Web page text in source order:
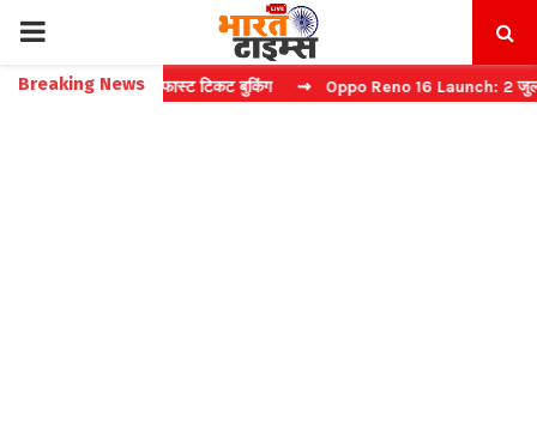
PRIMARY
MENU
Breaking News
कैप्चा करें फास्ट टिकट बुकिंग ⇝ Oppo Reno 16 Launch: 2 जुलाई को